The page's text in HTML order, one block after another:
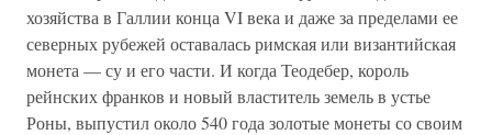
хозяйства в Галлии конца VI века и даже за пределами ее
северных рубежей оставалась римская или византийская
монета — су и его части. И когда Теодебер, король
рейнских франков и новый властитель земель в устье
Роны, выпустил около 540 года золотые монеты со своим